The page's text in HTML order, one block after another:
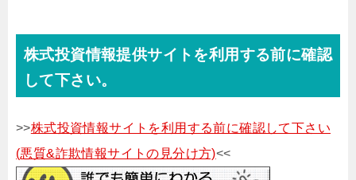
株式投資情報提供サイトを利用する前に確認
して下さい。
>>株式投資情報サイトを利用する前に確認して下さい
(悪質&詐欺情報サイトの見分け方)<<